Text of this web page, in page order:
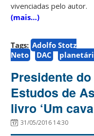
vivenciadas pelo autor.
(mais…)
Tags: Adolfo Stotz
Neto
DAC
Presidente
Estudos de
livro ‘Um
31/05/2016 14:30